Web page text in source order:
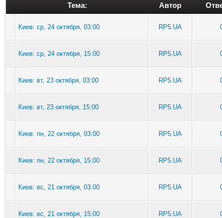
Тема: Автор
Киев: ср, 24 октября, 03:00 RP5.UA
Киев: ср, 24 октября, 15:00 RP5.UA
Киев: вт, 23 октября, 03:00 RP5.UA
Киев: вт, 23 октября, 15:00 RP5.UA
Киев: пн, 22 октября, 03:00 RP5.UA
Киев: пн, 22 октября, 15:00 RP5.UA
Киев: вс, 21 октября, 03:00 RP5.UA
Киев: вс, 21 октября, 15:00 RP5.UA